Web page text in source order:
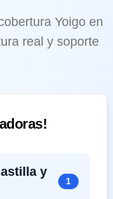
Yoigo en
real y soporte
y
1